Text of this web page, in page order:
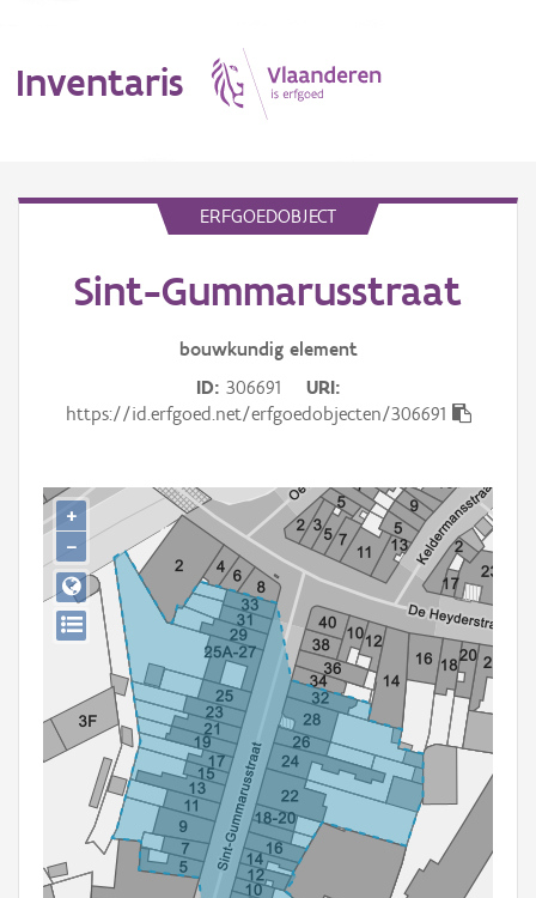
Inventaris
Erfgoedobject
Gebeurtenis
Persoon of collectief
Downloads
Aanmelden
ERFGOEDOBJECT
Sint-Gummarusstraat
bouwkundig element
ID 306691
URI
https://id.erfgoed.net/erfgoedobjecten/306691
+
−